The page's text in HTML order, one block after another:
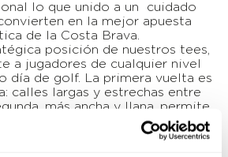
lo que unido a un cuidado
en la mejor apuesta
de la Costa Brava.
posición de nuestros tees,
a jugadores de cualquier nivel
día de golf. La primera vuelta es
calles largas y estrechas entre
más ancha y llana, permite
más relajado y disfrutar de